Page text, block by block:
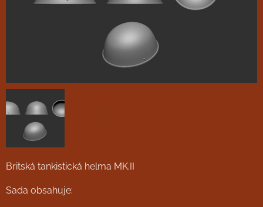
Britská tankistická helma MK.II
Sada obsahuje: